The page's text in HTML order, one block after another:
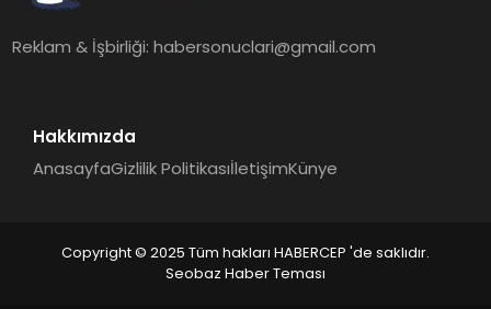
Reklam & İşbirliği:habersonuclari@gmail.com
Hakkımızda
AnasayfaGizlilik PolitikasıİletişimKünye
Copyright © 2025 Tüm hakları HABERCEP 'de saklıdır.
Seobaz Haber Teması